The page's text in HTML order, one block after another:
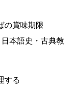
の賞味期限
本語史・古典教
する